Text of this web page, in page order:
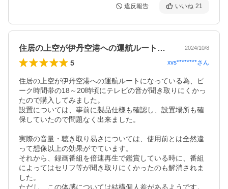
違反報告 いいね 21
住居の上空が伊丹空港への運航ルートにな… 2024/10/8
5 xvs********さん
住居の上空が伊丹空港への運航ルートになっている為、ピ
ーク時間帯の18～20時頃にテレビの音が聞き取りにくかっ
たので購入してみました。
設置については、事前に製品仕様も確認し、設置場所も確
保していたので問題なく出来ました。
実際の音量・聴き取り易さについては、使用前とは全然違
って想像以上の効果がでています。
それから、録画番組を倍速再生で鑑賞している時に、番組
によってはセリフ等が聞き取りにくかったのも解消されま
した。
ただし、この体感については結構個人差があるようです。